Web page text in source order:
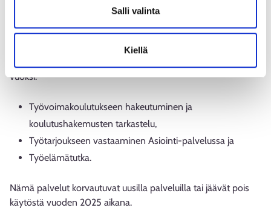
Salli valinta
Kiellä
Jäljempänä mainittu sisältö ei ole saavutettavissa, koska
sivustoon sovelletaan tilapäisesti direktiivin (EU) 2016/2102 5
vuoksi.
Työvoimakoulutukseen hakeutuminen ja
koulutushakemusten tarkastelu,
Työtarjoukseen vastaaminen Asiointi-palvelussa ja
Työelämätutka.
Nämä palvelut korvautuvat uusilla palveluilla tai jäävät pois
käytöstä vuoden 2025 aikana.